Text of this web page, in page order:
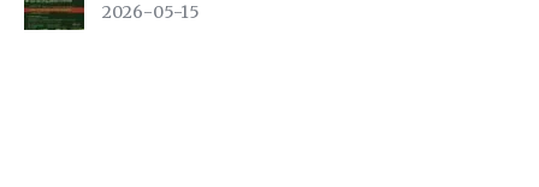
2026-05-15